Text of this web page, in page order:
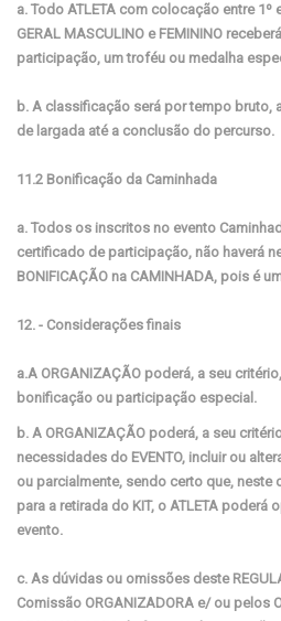
a. Todo ATLETA com colocação entre 1º
GERAL MASCULINO e FEMININO
participação, um troféu ou medalha
b. A classificação será por tempo bruto,
de largada até a conclusão do percurso.
11.2 Bonificação da Caminhada
a. Todos os inscritos no evento
certificado de participação, não haverá
BONIFICAÇÃO na CAMINHADA, pois é
12. - Considerações finais
a.A ORGANIZAÇÃO poderá, a seu
bonificação ou participação especial.
b. A ORGANIZAÇÃO poderá, a seu
necessidades do EVENTO, incluir ou
ou parcialmente, sendo certo que, neste
para a retirada do KIT, o ATLETA poderá
evento.
c. As dúvidas ou omissões deste
Comissão ORGANIZADORA e/ ou pelos